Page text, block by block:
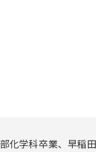
化学科卒業、早稲